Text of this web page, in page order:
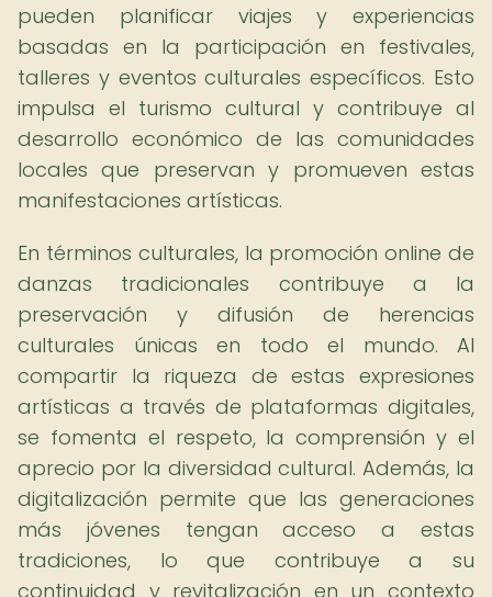
pueden planificar viajes y experiencias
basadas en la participación en festivales,
talleres y eventos culturales específicos. Esto
impulsa el turismo cultural y contribuye al
desarrollo económico de las comunidades
locales que preservan y promueven estas
manifestaciones artísticas.
En términos culturales, la promoción online de
danzas tradicionales contribuye a la
preservación y difusión de herencias
culturales únicas en todo el mundo. Al
compartir la riqueza de estas expresiones
artísticas a través de plataformas digitales,
se fomenta el respeto, la comprensión y el
aprecio por la diversidad cultural. Además, la
digitalización permite que las generaciones
más jóvenes tengan acceso a estas
tradiciones, lo que contribuye a su
continuidad y revitalización en un contexto